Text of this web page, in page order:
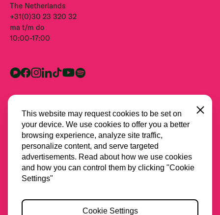
The Netherlands
+31(0)30 23 320 32
ma t/m do
10:00-17:00
Alle partners
This website may request cookies to be set on
your device. We use cookies to offer you a better
browsing experience, analyze site traffic,
personalize content, and serve targeted
advertisements. Read about how we use cookies
and how you can control them by clicking "Cookie
Settings"
Close
Cookie Settings